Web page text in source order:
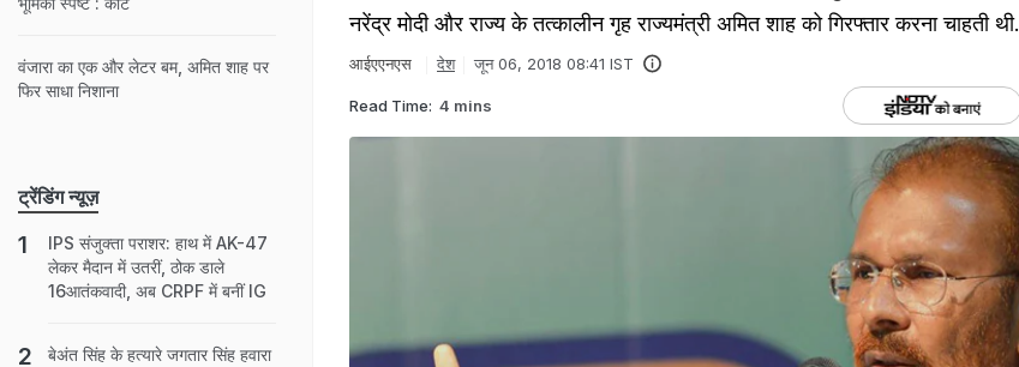
नरेंद्र मोदी और राज्य के तत्कालीन गृह राज्यमंत्री अमित शाह को गिरफ्तार करना चाहती थी.
आईएएनएस देश जून 06, 2018 08:41 IST
Read Time: 4 mins
वंजारा का एक और लेटर बम, अमित शाह पर
फिर साधा निशाना
ट्रेंडिंग न्यूज़
IPS संजुक्ता पराशर: हाथ में AK-47
लेकर मैदान में उतरीं, ठोक डाले
16आतंकवादी, अब CRPF में बनीं IG
बेअंत सिंह के हत्यारे जगतार सिंह हवारा